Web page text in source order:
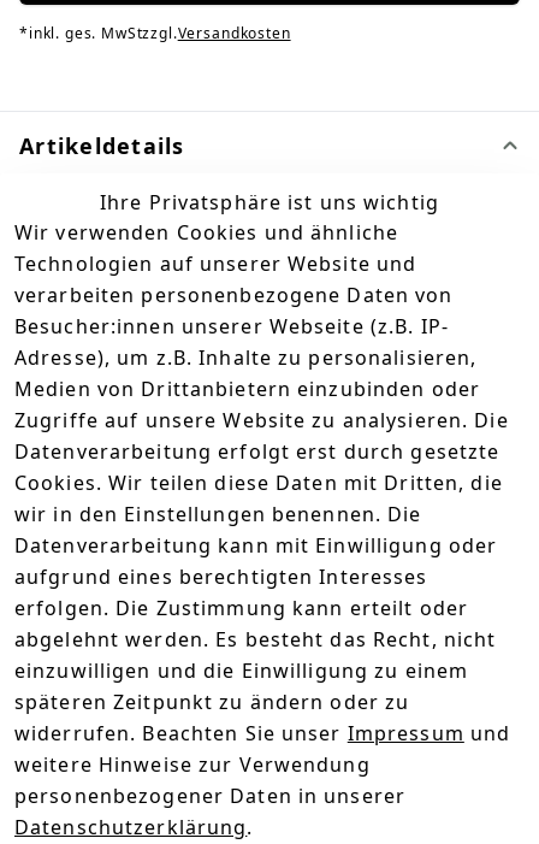
*inkl. ges. MwStzzgl.Versandkosten
Artikeldetails
Egal, ob T-Shirt, Regenjacke oder Pullover, mit
unserer neuen Kornfetti-Kollektion bist du definitiv
immer zu 100% im Trend. Sei es, um Abends vorm
Kamin zu chillen, auf der nächsten Hausparty
ordentlich die Sau rauszulassen oder um trocken
Teile werden dir ein treuer Wegbegleiter sein!
Technische Daten
Kundenrezensionen
Durchschnittliche Bewertung
0
Basierend auf 0 Bewertung(en)
Bewertung abgeben
5
( 0 )
4
( 0 )
3
2
( 0 )
1
Ihre Privatsphäre ist uns wichtig
Wir verwenden Cookies und ähnliche
Technologien auf unserer Website und
verarbeiten personenbezogene Daten von
Besucher:innen unserer Webseite (z.B. IP-
Adresse), um z.B. Inhalte zu personalisieren,
Medien von Drittanbietern einzubinden oder
Zugriffe auf unsere Website zu analysieren. Die
Datenverarbeitung erfolgt erst durch gesetzte
Cookies. Wir teilen diese Daten mit Dritten, die
wir in den Einstellungen benennen. Die
Datenverarbeitung kann mit Einwilligung oder
aufgrund eines berechtigten Interesses
erfolgen. Die Zustimmung kann erteilt oder
abgelehnt werden. Es besteht das Recht, nicht
einzuwilligen und die Einwilligung zu einem
späteren Zeitpunkt zu ändern oder zu
widerrufen. Beachten Sie unser Impressum und
weitere Hinweise zur Verwendung
personenbezogener Daten in unserer
Datenschutzerklärung.